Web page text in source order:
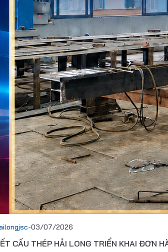
-03/07/2026
CẤU THÉP HẢI LONG TRIỂN KHAI ĐƠN